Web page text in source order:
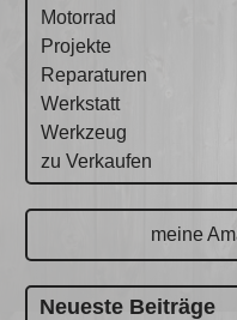
Motorrad
Projekte
Reparaturen
Werkstatt
Werkzeug
zu Verkaufen
meine
Neueste Beiträge